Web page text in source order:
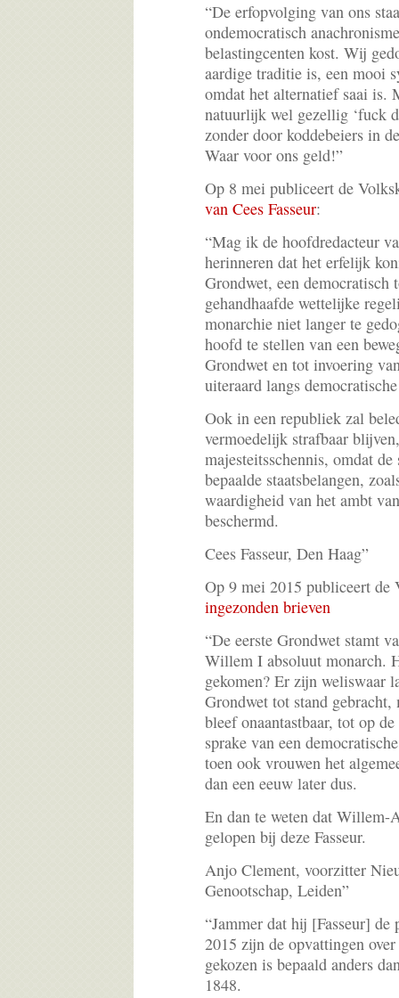
“De erfopvolging van ons
ondemocratisch
belastingcenten kost. Wij
aardige traditie is, een mooi
omdat het alternatief saai is.
natuurlijk wel gezellig ‘fuck
zonder door koddebeiers in
Waar voor ons geld!”
Op 8 mei publiceert de
van Cees Fasseur:
“Mag ik de hoofdredacteur
herinneren dat het erfelijk
Grondwet, een democratisch
gehandhaafde wettelijke
monarchie niet langer te
hoofd te stellen van een
Grondwet en tot invoering
uiteraard langs
Ook in een republiek zal
vermoedelijk strafbaar
majesteitsschennis, omdat
bepaalde staatsbelangen,
waardigheid van het ambt
beschermd.
Cees Fasseur, Den Haag”
Op 9 mei 2015 publiceert de
ingezonden brieven
“De eerste Grondwet stamt
Willem I absoluut monarch.
gekomen? Er zijn weliswaar
Grondwet tot stand
bleef onaantastbaar, tot op
sprake van een
toen ook vrouwen het
dan een eeuw later dus.
En dan te weten dat Willem-
gelopen bij deze Fasseur.
Anjo Clement, voorzitter
Genootschap, Leiden”
“Jammer dat hij [Fasseur]
2015 zijn de opvattingen
gekozen is bepaald anders
1848.